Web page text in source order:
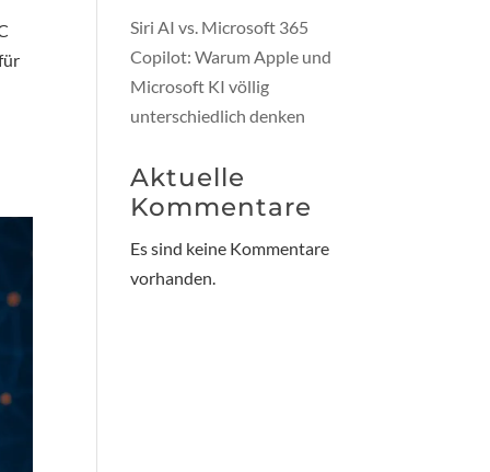
Siri AI vs. Microsoft 365
Copilot: Warum Apple und
Microsoft KI völlig
unterschiedlich denken
Aktuelle
Kommentare
Es sind keine Kommentare
vorhanden.